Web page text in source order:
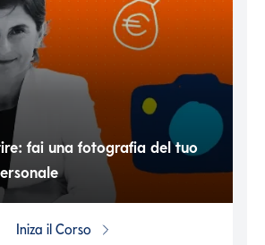
fai una fotografia del tuo
Iniza il Corso